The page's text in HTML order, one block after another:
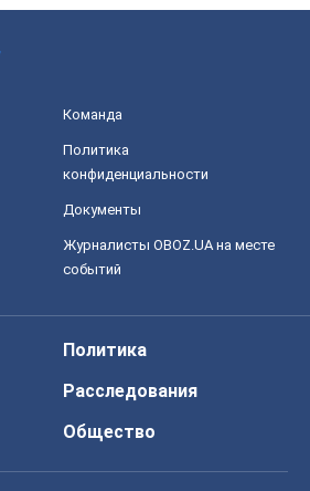
Команда
Политика
конфиденциальности
Документы
Журналисты OBOZ.UA на месте
событий
Политика
Расследования
Общество